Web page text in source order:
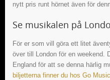
nytt pris runt hörnet även för
Se musikalen på
För er som vill göra ett litet
över till London för en weekend.
England för att se denna härlig
biljetterna finner du hos Go